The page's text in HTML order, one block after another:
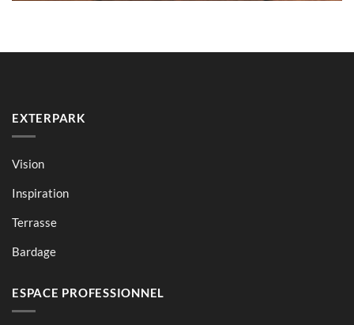
EXTERPARK
Vision
Inspiration
Terrasse
Bardage
ESPACE PROFESSIONNEL